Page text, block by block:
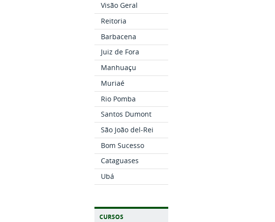
Visão Geral
Reitoria
Barbacena
Juiz de Fora
Manhuaçu
Muriaé
Rio Pomba
Santos Dumont
São João del-Rei
Bom Sucesso
Cataguases
Ubá
CURSOS